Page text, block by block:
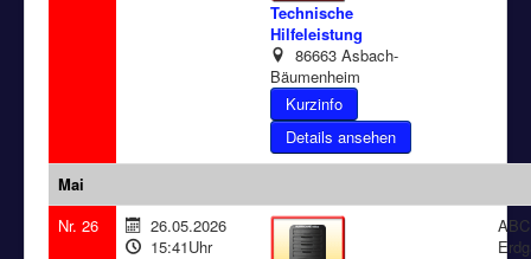
Technische
Hilfeleistung
86663 Asbach-
Bäumenheim
Details ansehen
Mai
Nr. 26
26.05.2026
15:41Uhr